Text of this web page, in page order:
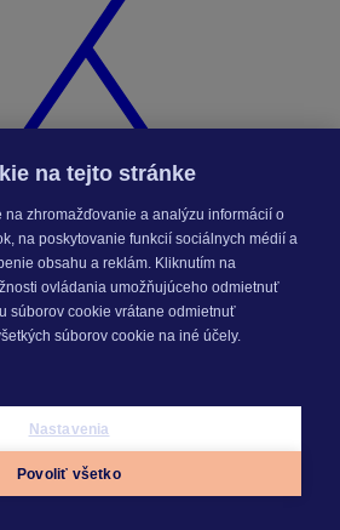
pre evidenciu mobilných telefónov
v programe Jednoduché účtovníctvo
na tejto stránke
zhromažďovanie a analýzu informácií o
na poskytovanie funkcií sociálnych médií a
obsahu a reklám. Kliknutím na
ovládania umožňujúceho odmietnuť
súborov cookie vrátane odmietnuť
súborov cookie na iné účely.
Nastavenia
Povoliť všetko